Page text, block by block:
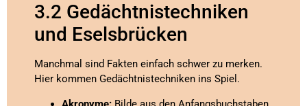
3.2 Gedächtnistechniken
und Eselsbrücken
Manchmal sind Fakten einfach schwer zu merken.
Hier kommen Gedächtnistechniken ins Spiel.